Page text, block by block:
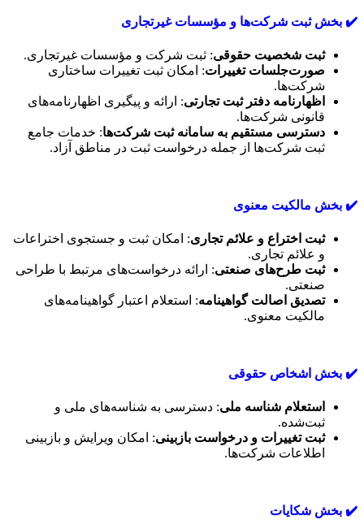
✔️ بخش ثبت شرکت‌ها و مؤسسات غیرتجاری
ثبت شخصیت حقوقی: ثبت شرکت و مؤسسات غیرتجاری.
صورت‌جلسات تغییرات: امکان ثبت تغییرات ساختاری
شرکت‌ها.
اظهارنامه دفتر ثبت تجارتی: ارائه و پیگیری اظهارنامه‌های
قانونی شرکت‌ها.
دسترسی مستقیم به سامانه ثبت شرکت‌ها: خدمات جامع
ثبت شرکت‌ها از جمله درخواست ثبت در مناطق آزاد.
✔️ بخش مالکیت معنوی
ثبت اختراع و علائم تجاری: امکان ثبت و جستجوی اختراعات
و علائم تجاری.
ثبت طرح‌های صنعتی: ارائه درخواست‌های مرتبط با طراحی
صنعتی.
تصدیق اصالت گواهینامه: استعلام اعتبار گواهینامه‌های
مالکیت معنوی.
✔️ بخش اشخاص حقوقی
استعلام شناسه ملی: دسترسی به شناسه‌های ملی و
ثبت‌شده.
ثبت تغییرات و درخواست بازبینی: امکان ویرایش و بازبینی
اطلاعات شرکت‌ها.
✔️ بخش شکایات